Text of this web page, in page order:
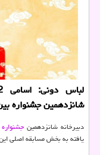
شانزدهمین جشنواره
دبیرخانه شانزدهمینجشنواره
یافته به بخش مسابقه اصلی این